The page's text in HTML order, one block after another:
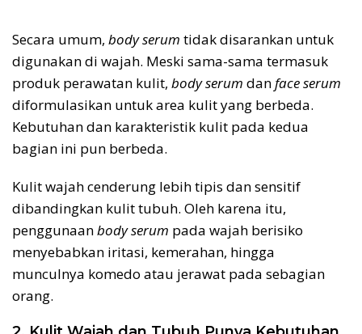
Secara umum, body serum tidak disarankan untuk
digunakan di wajah. Meski sama-sama termasuk
produk perawatan kulit, body serum danface serum
diformulasikan untuk area kulit yang berbeda.
Kebutuhan dan karakteristik kulit pada kedua
bagian ini pun berbeda.
Kulit wajah cenderung lebih tipis dan sensitif
dibandingkan kulit tubuh. Oleh karena itu,
penggunaanbody serum pada wajah berisiko
menyebabkan iritasi, kemerahan, hingga
munculnya komedo atau jerawat pada sebagian
orang.